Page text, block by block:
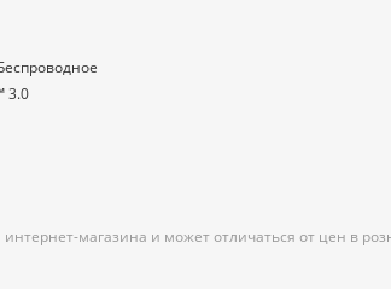
3.0
магазина и может отличаться от цен в